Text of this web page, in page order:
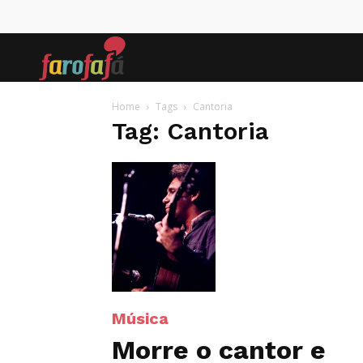
Home Tags Cantoria
Tag: Cantoria
Música
Morre o cantor e